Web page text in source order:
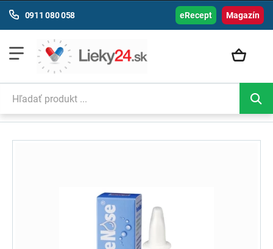
Magazín
0911 080 058 eRecept